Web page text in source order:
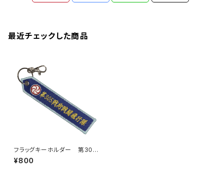
最近チェックした商品
フラッグキーホルダー 第305
戦術戦闘飛行隊
¥800